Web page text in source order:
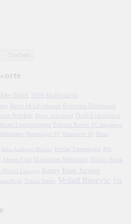
Spiel 1899 Hoffenheim
Bayer 04 Leverkusen Borussia Dortmund
Aytekin Derry Scherhant
Dodi Lukebakio
Lustenberger Fabian Reese
Hamburger SV
Jordan Torunarigha
Jos
Marco Fritz Maximilian Mittelstädt Niklas Stark
Michel Lasogga Ronny Rune Jarstein
Tobias Stieler Vedad Ibisevic
VfL